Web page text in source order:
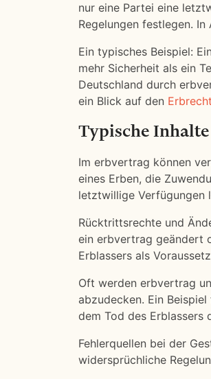
nur eine Partei eine
Regelungen festlegen.
Ein typisches Beispiel:
mehr Sicherheit als ein
Deutschland durch
ein Blick auf den
Typische
Im erbvertrag können
eines Erben, die
letztwillige Verfügungen
Rücktrittsrechte und
ein erbvertrag geändert
Erblassers als
Oft werden erbvertrag
abzudecken. Ein
dem Tod des Erblassers
Fehlerquellen bei der
widersprüchliche